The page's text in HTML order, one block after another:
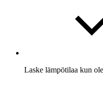
Laske lämpötilaa kun